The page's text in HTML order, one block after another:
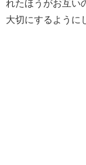
れたほうがお互い
大切にするように